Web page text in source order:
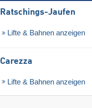
Ratschings-Jaufen
Lifte & Bahnen anzeigen
Carezza
Lifte & Bahnen anzeigen